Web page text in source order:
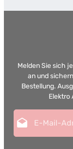
Melden Sie sich
an und
Bestellung.
Elektro